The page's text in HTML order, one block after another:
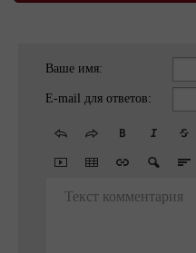
Ваше имя:
E-mail для ответов:
Текст комментария